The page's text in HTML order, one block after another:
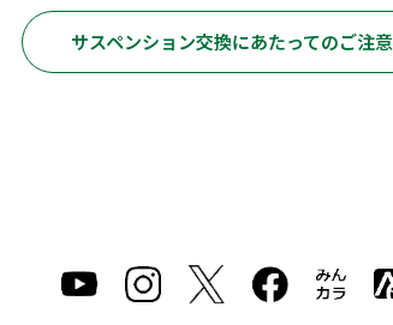
サスペンション交換にあたってのご注意